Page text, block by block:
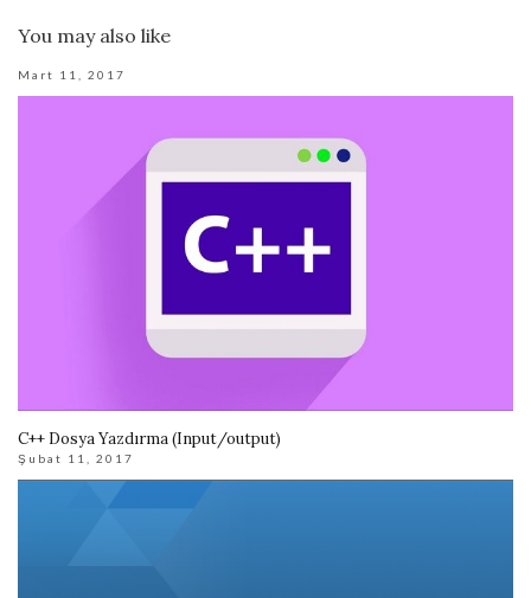
You may also like
Mart 11, 2017
C++ Dosya Yazdırma (Input/output)
Şubat 11, 2017